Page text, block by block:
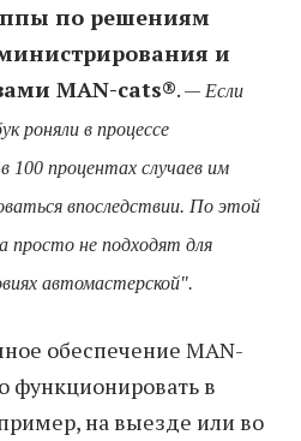
по решениям
и
MAN-cats®. — Если
роняли в процессе
100 процентах случаев им
впоследствии. По этой
просто не подходят для
автомастерской".
обеспечение MAN-
функционировать в
на выезде или во